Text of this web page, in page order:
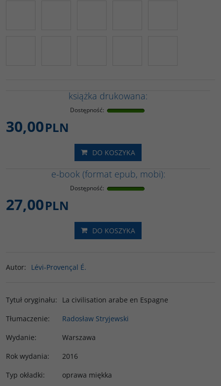
książka drukowana:
Dostępność:
30,00PLN
DO KOSZYKA
e-book (format epub, mobi):
Dostępność:
27,00PLN
DO KOSZYKA
Autor: Lévi-Provençal É.
Tytuł oryginału:
La civilisation arabe en Espagne
Tłumaczenie:
Radosław Stryjewski
Wydanie:
Warszawa
Rok wydania:
2016
Typ okładki: oprawa miękka